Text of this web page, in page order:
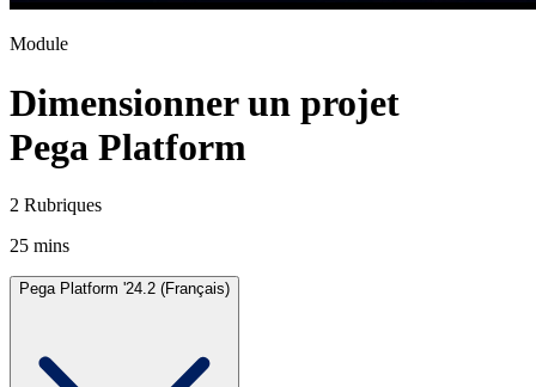
Module
Dimensionner un projet
Pega Platform
2 Rubriques
25 mins
Pega Platform '24.2 (Français)